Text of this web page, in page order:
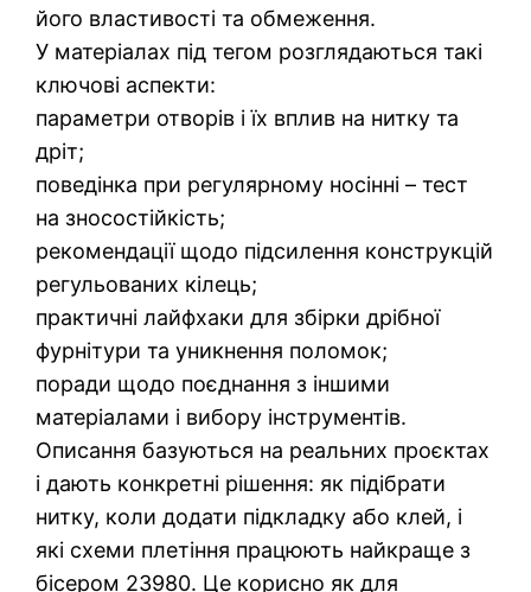
його властивості та обмеження.
У матеріалах під тегом розглядаються такі
ключові аспекти:
параметри отворів і їх вплив на нитку та
дріт;
поведінка при регулярному носінні – тест
на зносостійкість;
рекомендації щодо підсилення конструкцій
регульованих кілець;
практичні лайфхаки для збірки дрібної
фурнітури та уникнення поломок;
поради щодо поєднання з іншими
матеріалами і вибору інструментів.
Описання базуються на реальних проєктах
і дають конкретні рішення: як підібрати
нитку, коли додати підкладку або клей, і
які схеми плетіння працюють найкраще з
бісером 23980. Це корисно як для